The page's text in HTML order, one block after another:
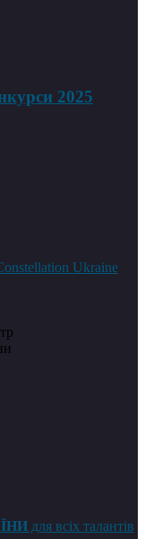
2025
для всіх талантів